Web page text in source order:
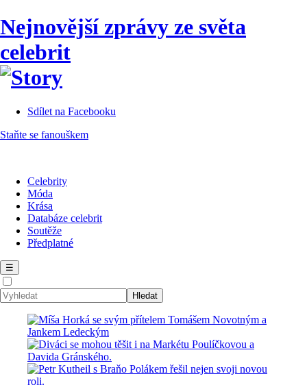
Nejnovější zprávy ze světa
celebrit
Sdílet na Facebooku
Staňte se fanouškem
Celebrity
Móda
Krása
Databáze celebrit
Soutěže
Předplatné
☰